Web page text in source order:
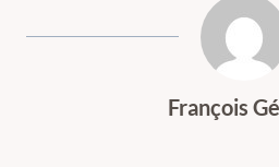
François